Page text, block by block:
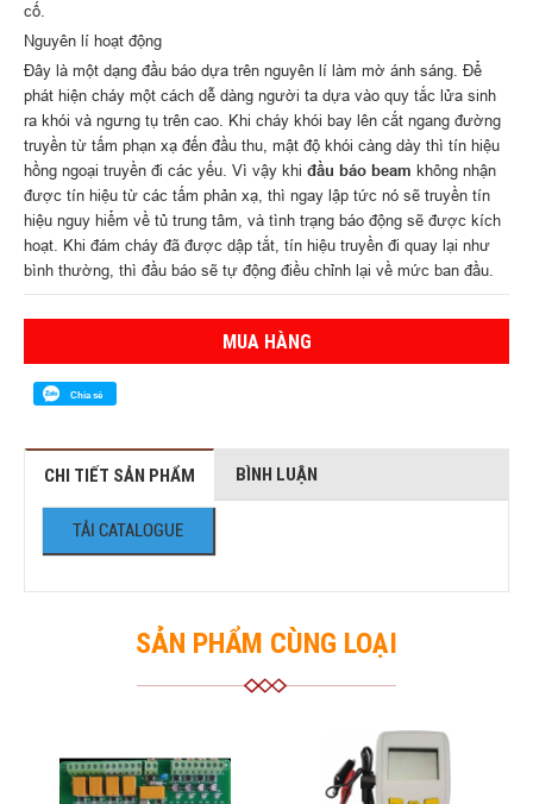
cố.
Nguyên lí hoạt động
Đây là một dạng đầu báo dựa trên nguyên lí làm mờ ánh sáng. Để
phát hiện cháy một cách dễ dàng người ta dựa vào quy tắc lửa sinh
ra khói và ngưng tụ trên cao. Khi cháy khói bay lên cắt ngang đường
truyền từ tấm phạn xạ đến đầu thu, mật độ khói càng dày thì tín hiệu
hồng ngoại truyền đi các yếu. Vì vậy khi đầu báo beam không nhận
được tín hiệu từ các tấm phản xạ, thì ngay lập tức nó sẽ truyền tín
hiệu nguy hiểm về tủ trung tâm, và tình trạng báo động sẽ được kích
hoạt. Khi đám cháy đã được dập tắt, tín hiệu truyền đi quay lại như
bình thường, thì đầu báo sẽ tự động điều chỉnh lại về mức ban đầu.
MUA HÀNG
Chia sẻ
CHI TIẾT SẢN PHẨM BÌNH LUẬN
TẢI CATALOGUE
SẢN PHẨM CÙNG LOẠI